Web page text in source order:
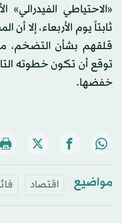
«الاحتياطي الفيدرالي»
ثابتاً يوم الأربعاء، إلا أن
قلقهم بشأن التضخم،
توقع أن تكون خطوته
خفضها.
مواضيع اقتصاد